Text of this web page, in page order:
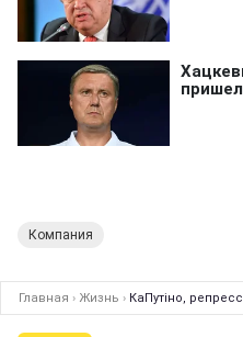
Компания
Главная › Жизнь › КаПутіно,